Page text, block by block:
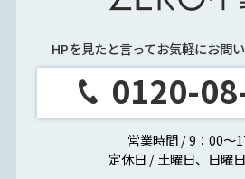
HPを見たと言ってお気軽にお問
0120-
営業時間 / 9：00～
定休日 / 土曜日、日曜